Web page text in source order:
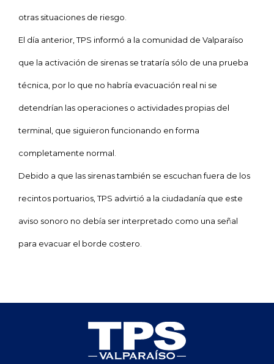
otras situaciones de riesgo.
El día anterior, TPS informó a la comunidad de Valparaíso
que la activación de sirenas se trataría sólo de una prueba
técnica, por lo que no habría evacuación real ni se
detendrían las operaciones o actividades propias del
terminal, que siguieron funcionando en forma
completamente normal.
Debido a que las sirenas también se escuchan fuera de los
recintos portuarios, TPS advirtió a la ciudadanía que este
aviso sonoro no debía ser interpretado como una señal
para evacuar el borde costero.